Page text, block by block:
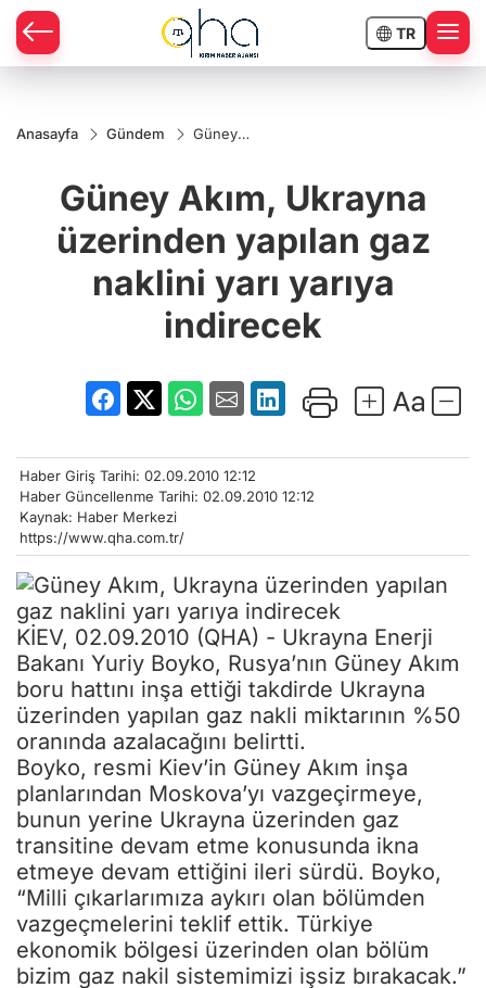
TR
Anasayfa Gündem
Güney
üzerinden
yapılan
naklini
yarı yarıya
indirecek
Güney Akım, Ukrayna
üzerinden yapılan gaz
naklini yarı yarıya
indirecek
Haber Giriş Tarihi: 02.09.2010 12:12
Haber Güncellenme Tarihi: 02.09.2010 12:12
Kaynak: Haber Merkezi
https://www.qha.com.tr/
KİEV, 02.09.2010 (QHA) - Ukrayna Enerji
Bakanı Yuriy Boyko, Rusya’nın Güney Akım
boru hattını inşa ettiği takdirde Ukrayna
üzerinden yapılan gaz nakli miktarının %50
oranında azalacağını belirtti.
Boyko, resmi Kiev’in Güney Akım inşa
planlarından Moskova’yı vazgeçirmeye,
bunun yerine Ukrayna üzerinden gaz
transitine devam etme konusunda ikna
etmeye devam ettiğini ileri sürdü. Boyko,
“Milli çıkarlarımıza aykırı olan bölümden
vazgeçmelerini teklif ettik. Türkiye
ekonomik bölgesi üzerinden olan bölüm
bizim gaz nakil sistemimizi işsiz bırakacak.”